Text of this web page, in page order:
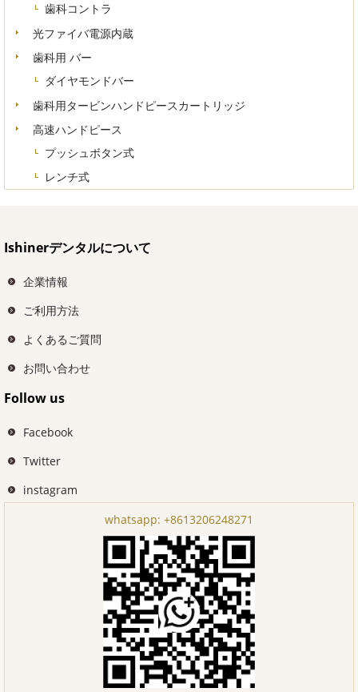
歯科コントラ
光ファイバ電源内蔵
歯科用 バー
ダイヤモンドバー
歯科用タービンハンドピースカートリッジ
高速ハンドピース
プッシュボタン式
レンチ式
Ishinerデンタルについて
企業情報
ご利用方法
よくあるご質問
お問い合わせ
Follow us
Facebook
Twitter
instagram
whatsapp: +8613206248271